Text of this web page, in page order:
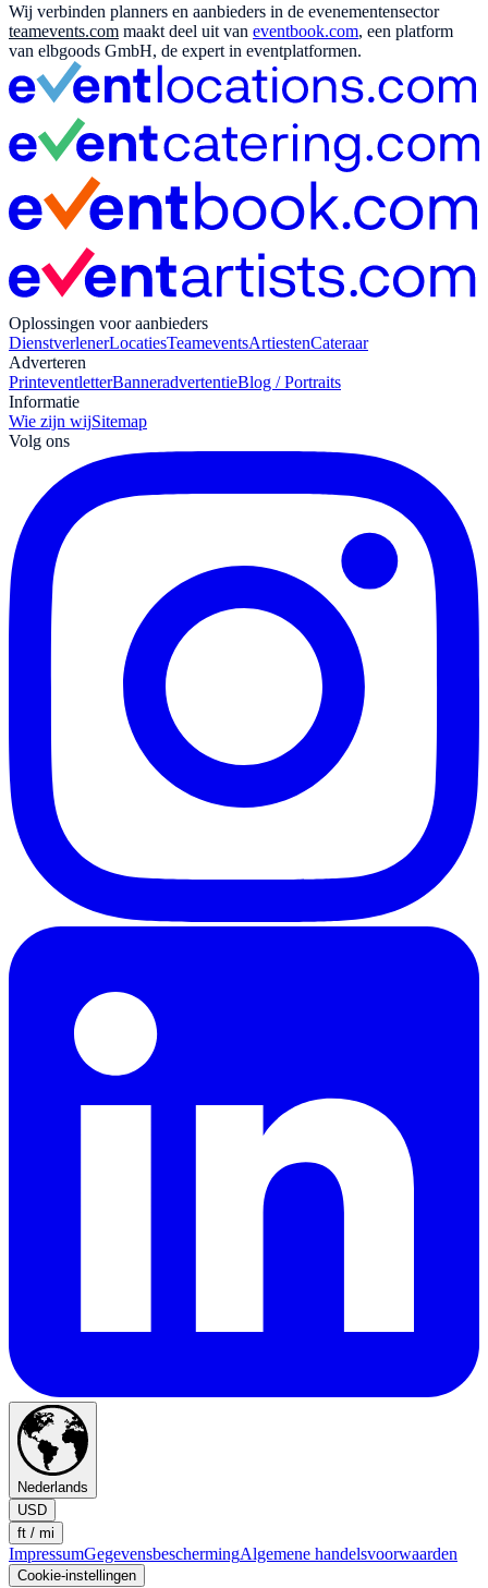
Wij verbinden planners en aanbieders in de evenementensector
teamevents.com maakt deel uit van eventbook.com, een platform
van elbgoods GmbH, de expert in eventplatformen.
Oplossingen voor aanbieders
DienstverlenerLocatiesTeameventsArtiestenCateraar
Adverteren
PrinteventletterBanneradvertentieBlog / Portraits
Informatie
Wie zijn wijSitemap
Volg ons
Nederlands
USD
ft / mi
ImpressumGegevensbeschermingAlgemene handelsvoorwaarden
Cookie-instellingen